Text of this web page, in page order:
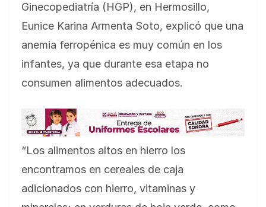
Ginecopediatría (HGP), en Hermosillo,
Eunice Karina Armenta Soto, explicó que una
anemia ferropénica es muy común en los
infantes, ya que durante esa etapa no
consumen alimentos adecuados.
“Los alimentos altos en hierro los
encontramos en cereales de caja
adicionados con hierro, vitaminas y